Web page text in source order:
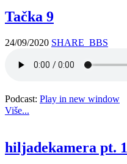
Tačka 9
24/09/2020 SHARE_BBS
Podcast: Play in new window
Više...
hiljadekamera pt. 1